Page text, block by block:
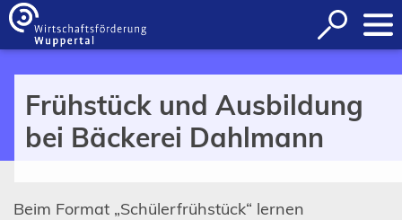
Inhalt anspringen
Suche
öffnen
Frühstück und Ausbildung
bei Bäckerei Dahlmann
Beim Format „Schülerfrühstück“ lernen